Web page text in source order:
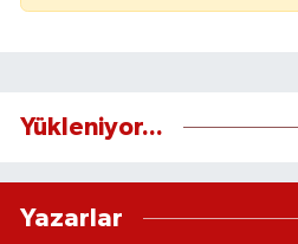
Yükleniyor...
Yazarlar